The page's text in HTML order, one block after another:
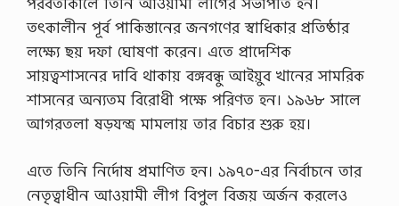
তৎকালীন পূর্ব পাকিস্তানের জনগণের স্বাধিকার প্রতিষ্ঠার
লক্ষ্যে ছয় দফা ঘােষণা করেন। এতে প্রাদেশিক
সায়ত্বশাসনের দাবি থাকায় বঙ্গবন্ধু আইয়ুব খানের সামরিক
শাসনের অন্যতম বিরােধী পক্ষে পরিণত হন। ১৯৬৮ সালে
আগরতলা ষড়যন্ত্র মামলায় তার বিচার শুরু হয়।
এতে তিনি নির্দোষ প্রমাণিত হন। ১৯৭০-এর নির্বাচনে তার
নেতৃত্বাধীন আওয়ামী লীগ বিপুল বিজয় অর্জন করলেও